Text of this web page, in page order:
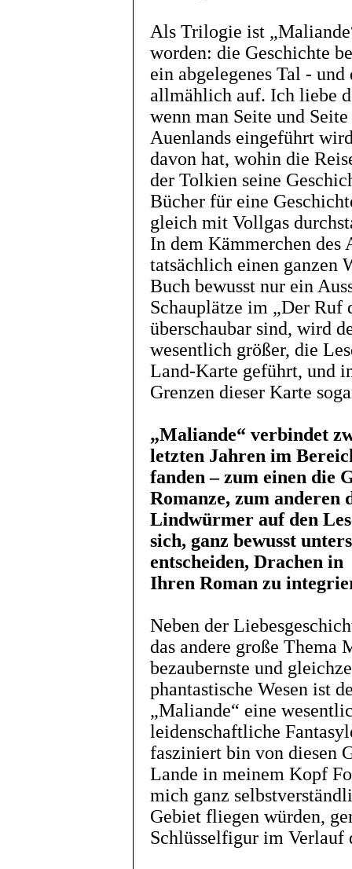
Als Trilogie ist
worden: die Geschichte
ein abgelegenes Tal -
allmählich auf. Ich liebe
wenn man Seite und
Auenlands eingeführt
davon hat, wohin die
der Tolkien seine
Bücher für eine
gleich mit Vollgas
In dem Kämmerchen des
tatsächlich einen ganzen
Buch bewusst nur ein
Schauplätze im „Der Ruf
überschaubar sind, wird
wesentlich größer, die
Land-Karte geführt, und
Grenzen dieser Karte
„Maliande“ verbindet
letzten Jahren im
fanden – zum einen die
Romanze, zum anderen
Lindwürmer auf den
sich, ganz bewusst
entscheiden, Drachen in
Ihren Roman zu
Neben der
das andere große Thema
bezaubernste und
phantastische Wesen ist
„Maliande“ eine
leidenschaftliche
fasziniert bin von diesen
Lande in meinem Kopf
mich ganz
Gebiet fliegen würden,
Schlüsselfigur im Verlauf